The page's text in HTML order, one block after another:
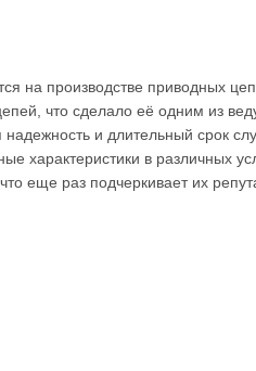
на производстве приводных
что сделало её одним из
надежность и длительный срок
характеристики в различных
еще раз подчеркивает их